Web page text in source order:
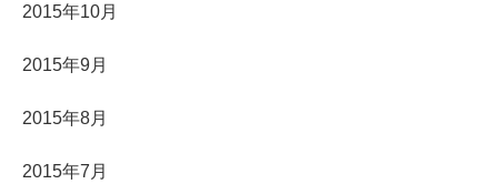
2015年10月
2015年9月
2015年8月
2015年7月